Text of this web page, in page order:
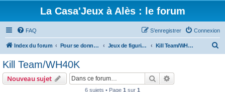
La Casa'Jeux à Alès : le forum
FAQ Connexion
S’enregistrer
Index du forum Pour se donner rendez-vous, et parler des jeux que vous aimez Jeux de figurines Kill Team/WH40K
Kill Team/WH40K
Nouveau sujet Rechercher
6 sujets • Page 1 sur 1